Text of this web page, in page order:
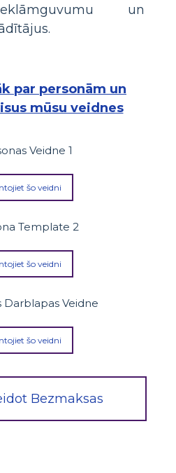
un
par personām un
mūsu veidnes
šo veidni
šo veidni
šo veidni
Bezmaksas